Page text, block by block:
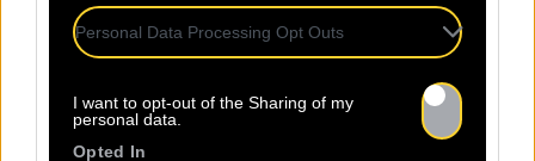
Personal Data Processing Opt Outs
I want to opt-out of the Sharing of my
personal data.
Opted In
d’insolence et de liberté. Elle
la fois intimes et poignants,
célébrant la résilience avec une
Lire la suite